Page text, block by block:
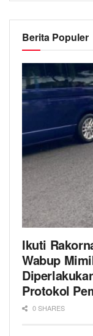
Berita Populer
Ikuti
Wabup
Protokol
0 SHARES